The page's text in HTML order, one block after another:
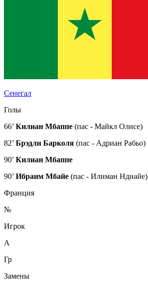
Сенегал
Голы
66’ Килиан Мбаппе (пас - Майкл Олисе)
82’ Брэдли Барколя (пас - Адриан Рабьо)
90’ Килиан Мбаппе
90’ Ибраим Мбайе (пас - Илиман Ндиайе)
Франция
№
Игрок
А
Гр
Замены